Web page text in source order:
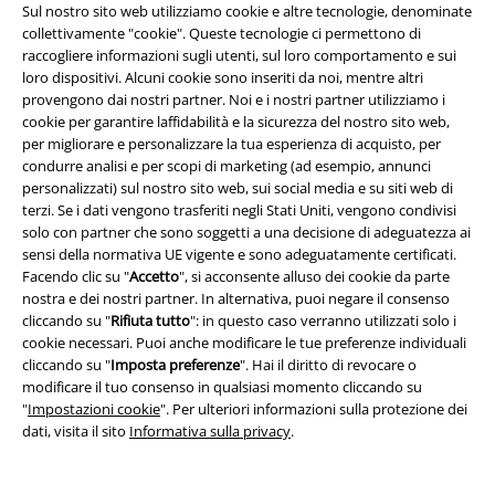
Sul nostro sito web utilizziamo cookie e altre tecnologie, denominate
collettivamente "cookie". Queste tecnologie ci permettono di
raccogliere informazioni sugli utenti, sul loro comportamento e sui
loro dispositivi. Alcuni cookie sono inseriti da noi, mentre altri
provengono dai nostri partner. Noi e i nostri partner utilizziamo i
cookie per garantire laffidabilità e la sicurezza del nostro sito web,
per migliorare e personalizzare la tua esperienza di acquisto, per
condurre analisi e per scopi di marketing (ad esempio, annunci
personalizzati) sul nostro sito web, sui social media e su siti web di
terzi. Se i dati vengono trasferiti negli Stati Uniti, vengono condivisi
solo con partner che sono soggetti a una decisione di adeguatezza ai
sensi della normativa UE vigente e sono adeguatamente certificati.
Facendo clic su "Accetto", si acconsente alluso dei cookie da parte
nostra e dei nostri partner. In alternativa, puoi negare il consenso
cliccando su "Rifiuta tutto": in questo caso verranno utilizzati solo i
cookie necessari. Puoi anche modificare le tue preferenze individuali
cliccando su "Imposta preferenze". Hai il diritto di revocare o
modificare il tuo consenso in qualsiasi momento cliccando su
"Impostazioni cookie". Per ulteriori informazioni sulla protezione dei
dati, visita il sito Informativa sulla privacy.
Info legali
Termini & Condizioni
Redazione
Legge sulla Privacy
Smaltimento rifiuti e protezione dell’ambiente
Dichiarazione di Conformità